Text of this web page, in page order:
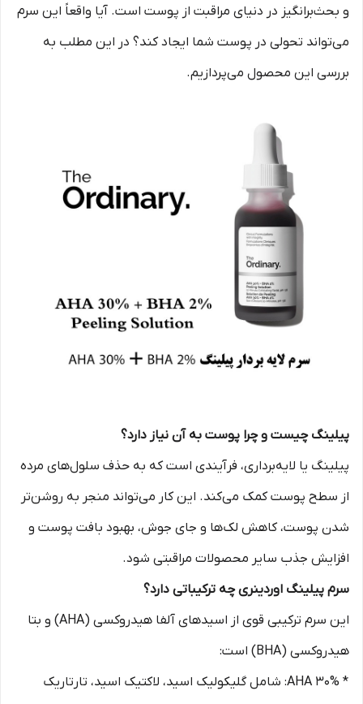
و بحث‌برانگیز در دنیای مراقبت از پوست است. آیا واقعاً این سرم
می‌تواند تحولی در پوست شما ایجاد کند؟ در این مطلب به
بررسی این محصول می‌پردازیم.
پیلینگ چیست و چرا پوست به آن نیاز دارد؟
پیلینگ یا لایه‌برداری، فرآیندی است که به حذف سلول‌های مرده
از سطح پوست کمک می‌کند. این کار می‌تواند منجر به روشن‌تر
شدن پوست، کاهش لک‌ها و جای جوش، بهبود بافت پوست و
افزایش جذب سایر محصولات مراقبتی شود.
سرم پیلینگ اوردینری چه ترکیباتی دارد؟
این سرم ترکیبی قوی از اسیدهای آلفا هیدروکسی (AHA) و بتا
هیدروکسی (BHA) است:
* AHA 30%: شامل گلیکولیک اسید، لاکتیک اسید، تارتاریک